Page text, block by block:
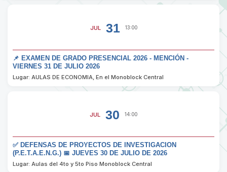
JUL 31 13:00
📌 EXAMEN DE GRADO PRESENCIAL 2026 - MENCIÓN -
VIERNES 31 DE JULIO 2026
Lugar: AULAS DE ECONOMIA, En el Monoblock Central
JUL 30 14:00
✅ DEFENSAS DE PROYECTOS DE INVESTIGACION
(P.E.T.A.E.N.G.) 📅 JUEVES 30 DE JULIO DE 2026
Lugar: Aulas del 4to y 5to Piso Monoblock Central